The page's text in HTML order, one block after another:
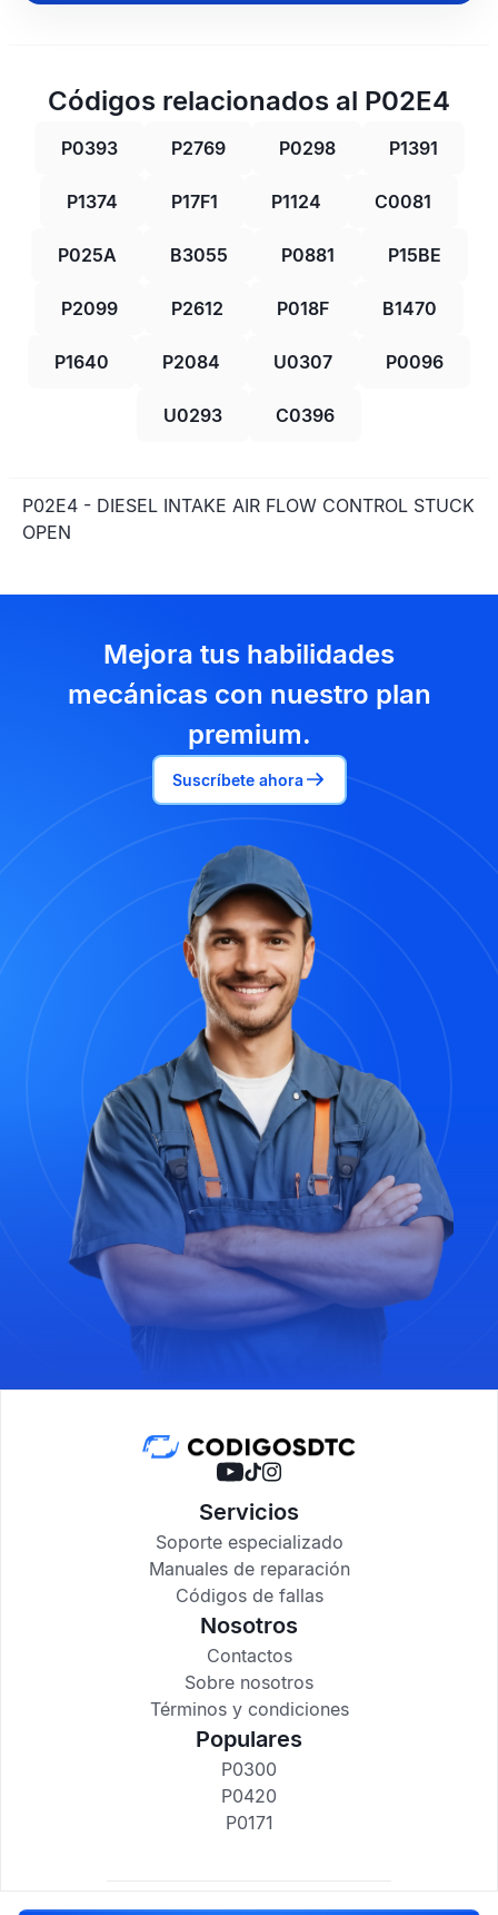
Códigos relacionados al P02E4
P0393 P2769 P0298 P1391
P1374 P17F1 P1124 C0081
P025A B3055 P0881 P15BE
P2099 P2612 P018F B1470
P1640 P2084 U0307 P0096
U0293 C0396
P02E4 - DIESEL INTAKE AIR FLOW CONTROL STUCK
OPEN
Mejora tus habilidades
mecánicas con nuestro plan
premium.
Suscríbete ahora
Servicios
Soporte especializado
Manuales de reparación
Códigos de fallas
Nosotros
Contactos
Sobre nosotros
Términos y condiciones
Populares
P0300
P0420
P0171